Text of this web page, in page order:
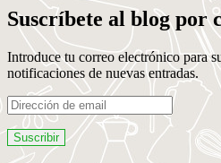
Suscríbete al blog por
Introduce tu correo electrónico para
notificaciones de nuevas entradas.
Dirección
de
email